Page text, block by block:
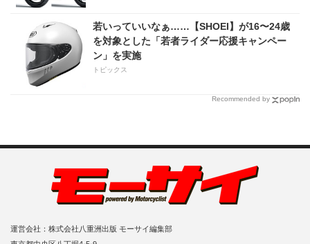
若いっていいなぁ……【SHOEI】が16〜24歳
を対象とした「若者ライダー応援キャンペー
ン」を実施
トピックス
Recommended by
運営会社：株式会社八重洲出版 モーサイ編集部